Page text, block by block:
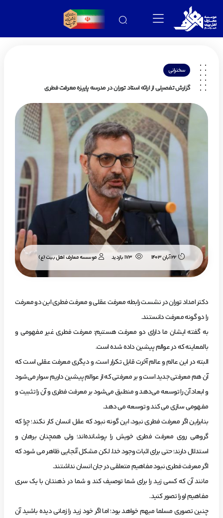
سخنرانی
گزارش تفصیلی از ارائه استاد توران در مدرسه پاییزه معرفت فطری
22 آبان 1403 موسسه معارف اهل بیت (ع)
دکتر امداد توران در نشست رابطه معرفت عقلی و معرفت فطری این دو معرفت
را دو گونه معرفت دانستند.
به گفته ایشان ما دارای دو معرفت هستیم: معرفت فطری غیر مفهومی و
بالمعاینه که در عوالم پیشین داده شده است.
البته در این عالم و عالم آخرت قابل تکرار است، و دیگری معرفت عقلی است که
آن هم معرفتی جدید است و بر معرفتی که از عوالم پیشین داریم سوار می‌شود
و ابعاد آن را توسعه می‌دهد و منطبق می‌شود بر معرفت فطری و آن را تثبیت و
مفهومی سازی می کند و توسعه می دهد.
بنابراین اگر معرفت فطری نبود، این گونه نبود که عقل انسان کار نکند؛ چرا که
گروهی روی معرفت فطری خویش را پوشانده‌اند؛ ولی همچنان برهان و
استدلال دارند؛ حتی برای اثبات وجود خدا. لکن مشکل آنجایی ظاهر می شود که
اگر معرفت فطری نبود مفاهیم متعلقی در جان انسان نداشتند.
مانند آن که کسی زید را برای شما توصیف کند و شما در ذهنتان با یک سری
مفاهیم او را تصور کنید.
چنین تصوری مسلما مبهم خواهد بود؛ اما اگر خود زید را زمانی دیده باشید آن